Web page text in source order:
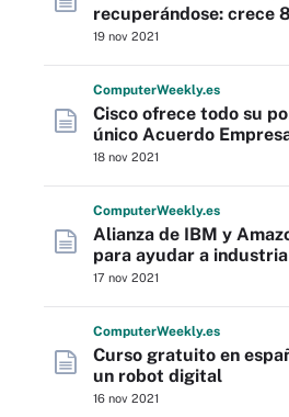
recuperándose: crece
19 nov 2021
ComputerWeekly.es
Cisco ofrece todo su
único Acuerdo
18 nov 2021
ComputerWeekly.es
Alianza de IBM y
para ayudar a
17 nov 2021
ComputerWeekly.es
Curso gratuito en
un robot digital
16 nov 2021